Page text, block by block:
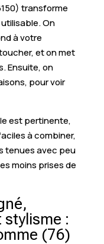
transforme
On
à votre
et on met
Ensuite, on
pour voir
est pertinente,
à combiner,
tenues avec peu
moins prises de
stylisme :
(76)